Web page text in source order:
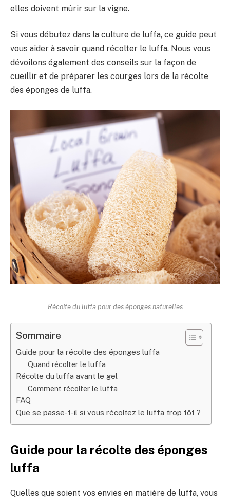
elles doivent mûrir sur la vigne.
Si vous débutez dans la culture de luffa, ce guide peut
vous aider à savoir quand récolter le luffa. Nous vous
dévoilons également des conseils sur la façon de
cueillir et de préparer les courges lors de la récolte
des éponges de luffa.
Récolte du luffa pour des éponges naturelles
Sommaire
Guide pour la récolte des éponges luffa
Quand récolter le luffa
Récolte du luffa avant le gel
Comment récolter le luffa
FAQ
Que se passe-t-il si vous récoltez le luffa trop tôt ?
Guide pour la récolte des éponges
luffa
Quelles que soient vos envies en matière de luffa, vous